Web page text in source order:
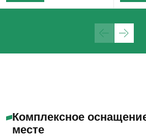
Комплексное
месте